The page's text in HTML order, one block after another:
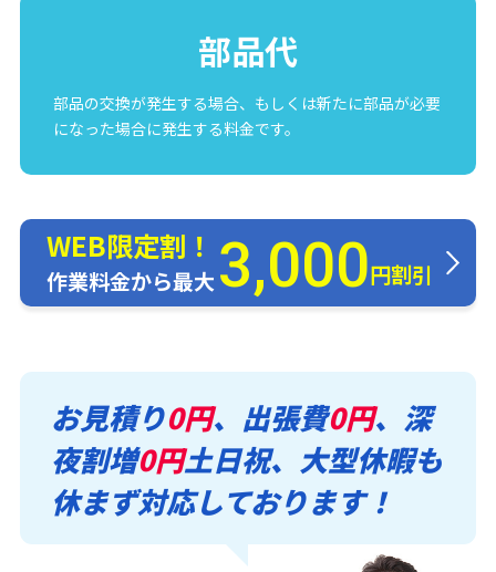
部品代
部品の交換が発生する場合、もしくは新たに部品が必要
になった場合に発生する料金です。
WEB限定割！
作業料金から最大3,000円割引
お見積り0円、出張費0円、深
夜割増0円土日祝、大型休暇も
休まず対応しております！